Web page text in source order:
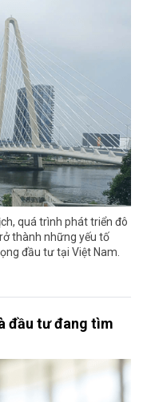
quá trình phát triển đô
thành những yếu tố
đầu tư tại Việt Nam.
đầu tư đang tìm